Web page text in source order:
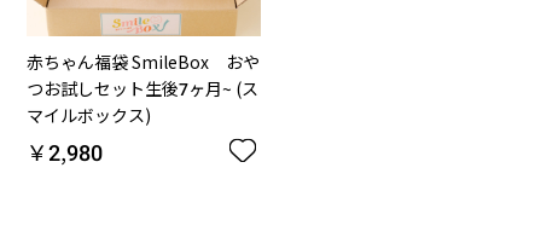
赤ちゃん福袋 SmileBox おや
つお試しセット生後7ヶ月~ (ス
マイルボックス)
￥2,980 